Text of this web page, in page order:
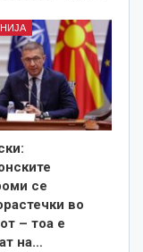
се
во
– тоа е
на…